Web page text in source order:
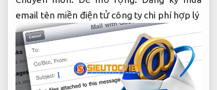
email tên miền điện tử công ty chi phí hợp lý